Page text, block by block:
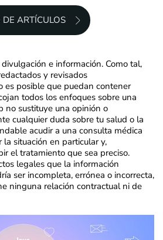
ARTÍCULOS
e información. Como tal,
y revisados
es posible que puedan contener
todos los enfoques sobre una
no sustituye una opinión o
cualquier duda sobre tu salud o la
acudir a una consulta médica
situación en particular y,
el tratamiento que sea preciso.
legales que la información
ser incompleta, errónea o incorrecta,
ninguna relación contractual ni de